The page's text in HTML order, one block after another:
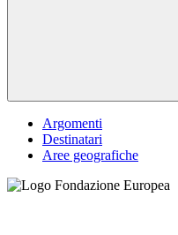
Argomenti
Destinatari
Aree geografiche